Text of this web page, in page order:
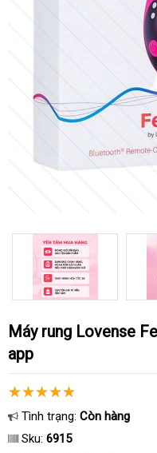
Máy rung Lovense Ferri gắn quần lót điều khiển
app
Tình trạng: Còn hàng
Sku: 6915